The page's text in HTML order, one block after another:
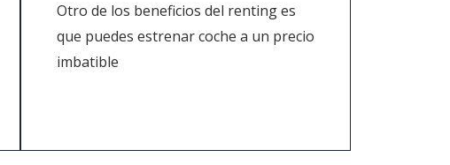
Otro de los beneficios del renting es
que puedes estrenar coche a un precio
imbatible